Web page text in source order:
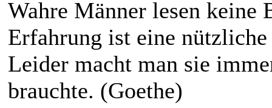
Wahre Männer lesen keine
Erfahrung ist eine nützliche
Leider macht man sie
brauchte. (Goethe)